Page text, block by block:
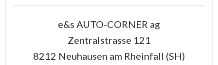
e&s AUTO-CORNER ag
Zentralstrasse 121
8212 Neuhausen am Rheinfall (SH)